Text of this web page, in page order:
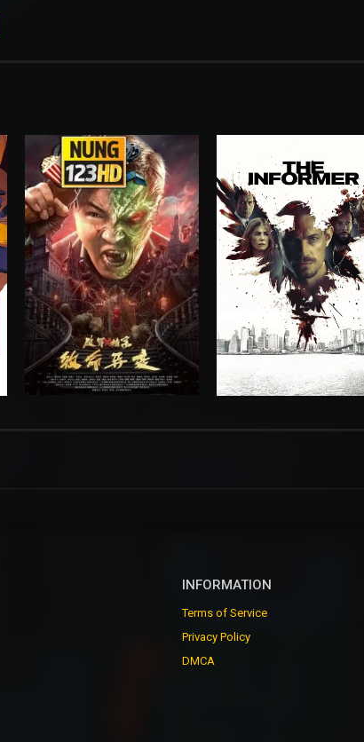
INFORMATION
Terms of Service
Privacy Policy
DMCA